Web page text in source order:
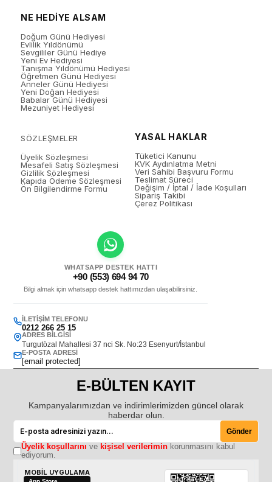
NE HEDİYE ALSAM
Doğum Günü Hediyesi
Evlilik Yıldönümü
Sevgililer Günü Hediye
Yeni Ev Hediyesi
Tanışma Yıldönümü Hediyesi
Öğretmen Günü Hediyesi
Anneler Günü Hediyesi
Yeni Doğan Hediyesi
Babalar Günü Hediyesi
Mezuniyet Hediyesi
SÖZLEŞMELER
Üyelik Sözleşmesi
Mesafeli Satış Sözleşmesi
Gizlilik Sözleşmesi
Kapıda Ödeme Sözleşmesi
Ön Bilgilendirme Formu
YASAL HAKLAR
Tüketici Kanunu
KVK Aydınlatma Metni
Veri Sahibi Başvuru Formu
Teslimat Süreci
Değişim / İptal / İade Koşulları
Sipariş Takibi
Çerez Politikası
WHATSAPP DESTEK HATTI
+90 (553) 694 94 70
Bilgi almak için whatsapp destek hattımızdan ulaşabilirsiniz.
İLETIŞIM TELEFONU
0212 266 25 15
ADRES BILGISI
Turgutözal Mahallesi 37 nci Sk. No:23 Esenyurt/İstanbul
E-POSTA ADRESI
[email protected]
E-BÜLTEN KAYIT
Kampanyalarımızdan ve indirimlerimizden güncel olarak
haberdar olun.
Gönder
Üyelik koşullarını ve kişisel verileriminkorunmasını kabul
ediyorum.
MOBİL UYGULAMA